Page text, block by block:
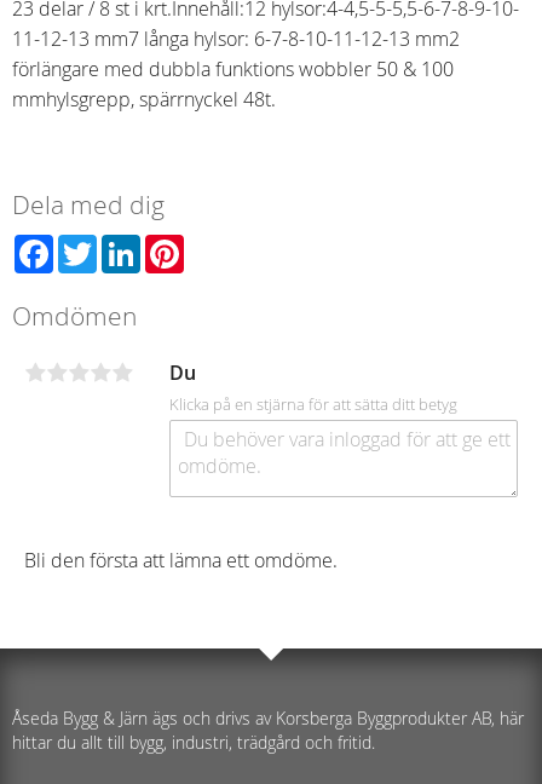
23 delar / 8 st i krt.Innehåll:12 hylsor:4-4,5-5-5,5-6-7-8-9-10-
11-12-13 mm7 långa hylsor: 6-7-8-10-11-12-13 mm2
förlängare med dubbla funktions wobbler 50 & 100
mmhylsgrepp, spärrnyckel 48t.
Dela med dig
Facebook
TwitterLinkedIn
Omdömen
Du
Klicka på en stjärna för att sätta ditt betyg
Bli den första att lämna ett omdöme.
Åseda Bygg & Järn ägs och drivs av Korsberga Byggprodukter AB, här
hittar du allt till bygg, industri, trädgård och fritid.